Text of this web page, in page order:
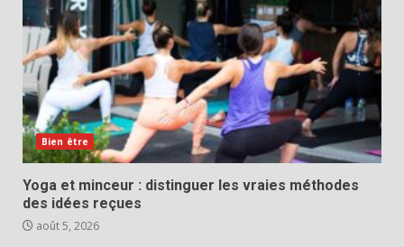
Bien être
Yoga et minceur : distinguer les vraies méthodes
des idées reçues
août 5, 2026